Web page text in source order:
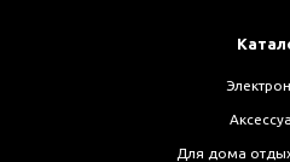
Для дома